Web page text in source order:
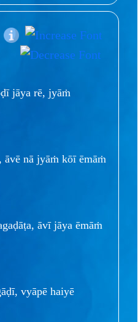
jāya rē, jyāṁ
āvē nā jyāṁ kōī ēmāṁ
āvī jāya ēmāṁ
vyāpē haiyē